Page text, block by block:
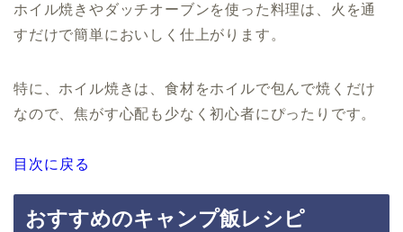
ホイル焼きやダッチオーブンを使った料理は、火を通
すだけで簡単においしく仕上がります。
特に、ホイル焼きは、食材をホイルで包んで焼くだけ
なので、焦がす心配も少なく初心者にぴったりです。
目次に戻る
おすすめのキャンプ飯レシピ